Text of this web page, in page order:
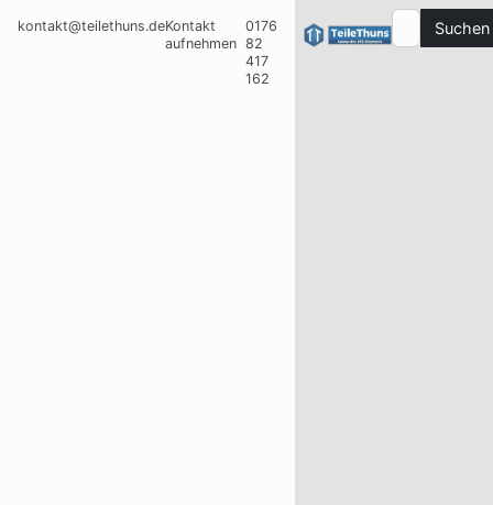
kontakt@teilethuns.deKontakt
aufnehmen
0176
82
417
162
Suchen